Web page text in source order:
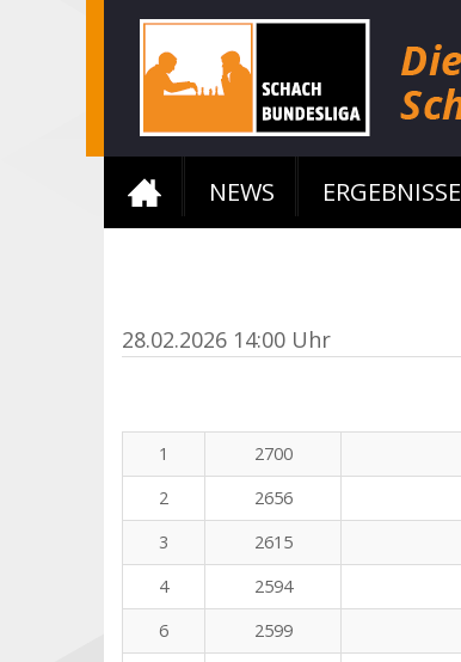
NEWS ERGEBNISSE
28.02.2026 14:00 Uhr
1 2700
2
2656
3
2615
4
2594
6
2599